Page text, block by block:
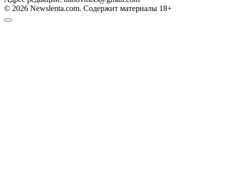
© 2026 Newslenta.com. Содержит материалы 18+